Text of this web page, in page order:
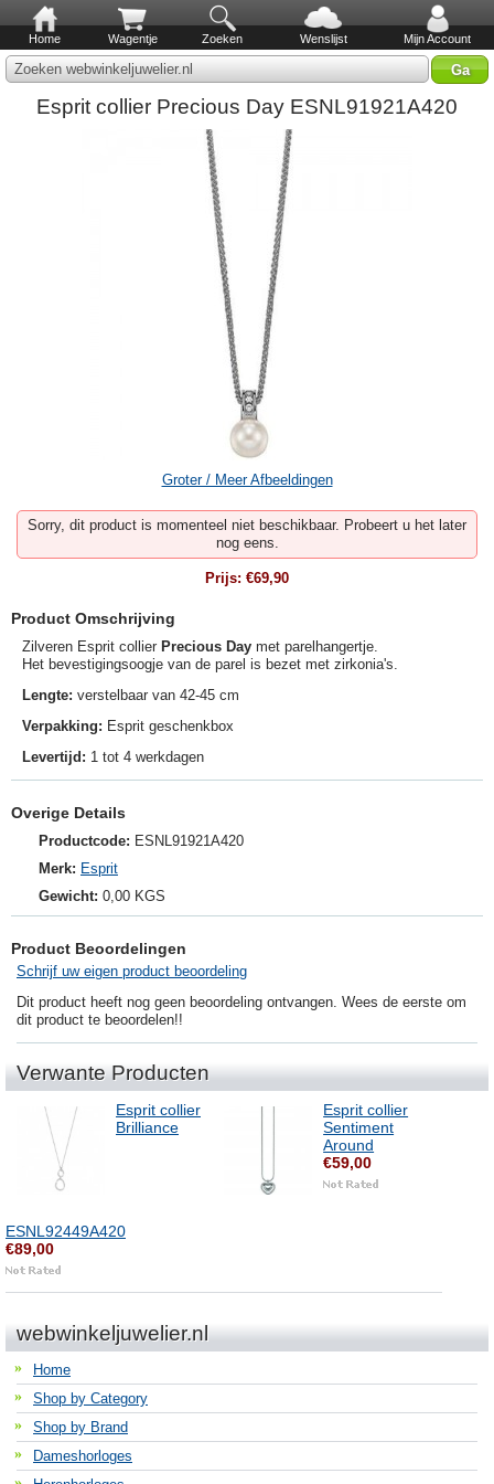
Home Wagentje Zoeken Wenslijst Mijn Account
Zoeken webwinkeljuwelier.nl
Esprit collier Precious Day ESNL91921A420
Groter / Meer Afbeeldingen
Sorry, dit product is momenteel niet beschikbaar. Probeert u het later
nog eens.
Prijs: €69,90
Product Omschrijving
Zilveren Esprit collier Precious Day met parelhangertje.
Het bevestigingsoogje van de parel is bezet met zirkonia's.
Lengte: verstelbaar van 42-45 cm
Verpakking: Esprit geschenkbox
Levertijd: 1 tot 4 werkdagen
Overige Details
Productcode: ESNL91921A420
Merk: Esprit
Gewicht: 0,00 KGS
Product Beoordelingen
Schrijf uw eigen product beoordeling
Dit product heeft nog geen beoordeling ontvangen. Wees de eerste om
dit product te beoordelen!!
Verwante Producten
Esprit collier
Brilliance
ESNL92449A420
€89,00
Esprit collier
Sentiment
Around
€59,00
webwinkeljuwelier.nl
Home
Shop by Category
Shop by Brand
Dameshorloges